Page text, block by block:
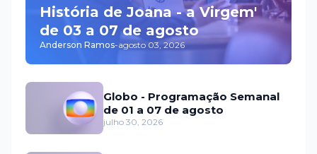
História de Joana - a Virgem'
de 03 a 07 de agosto
Anderson Ramos-agosto 03, 2026
Globo - Programação Semanal
de 01 a 07 de agosto
julho 30, 2026